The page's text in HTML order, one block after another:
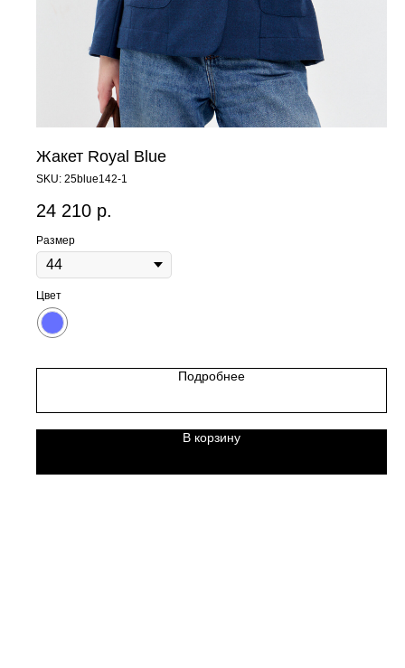
Жакет Royal Blue
SKU: 25blue142-1
24 210 р.
Размер
Цвет
Подробнее
В корзину